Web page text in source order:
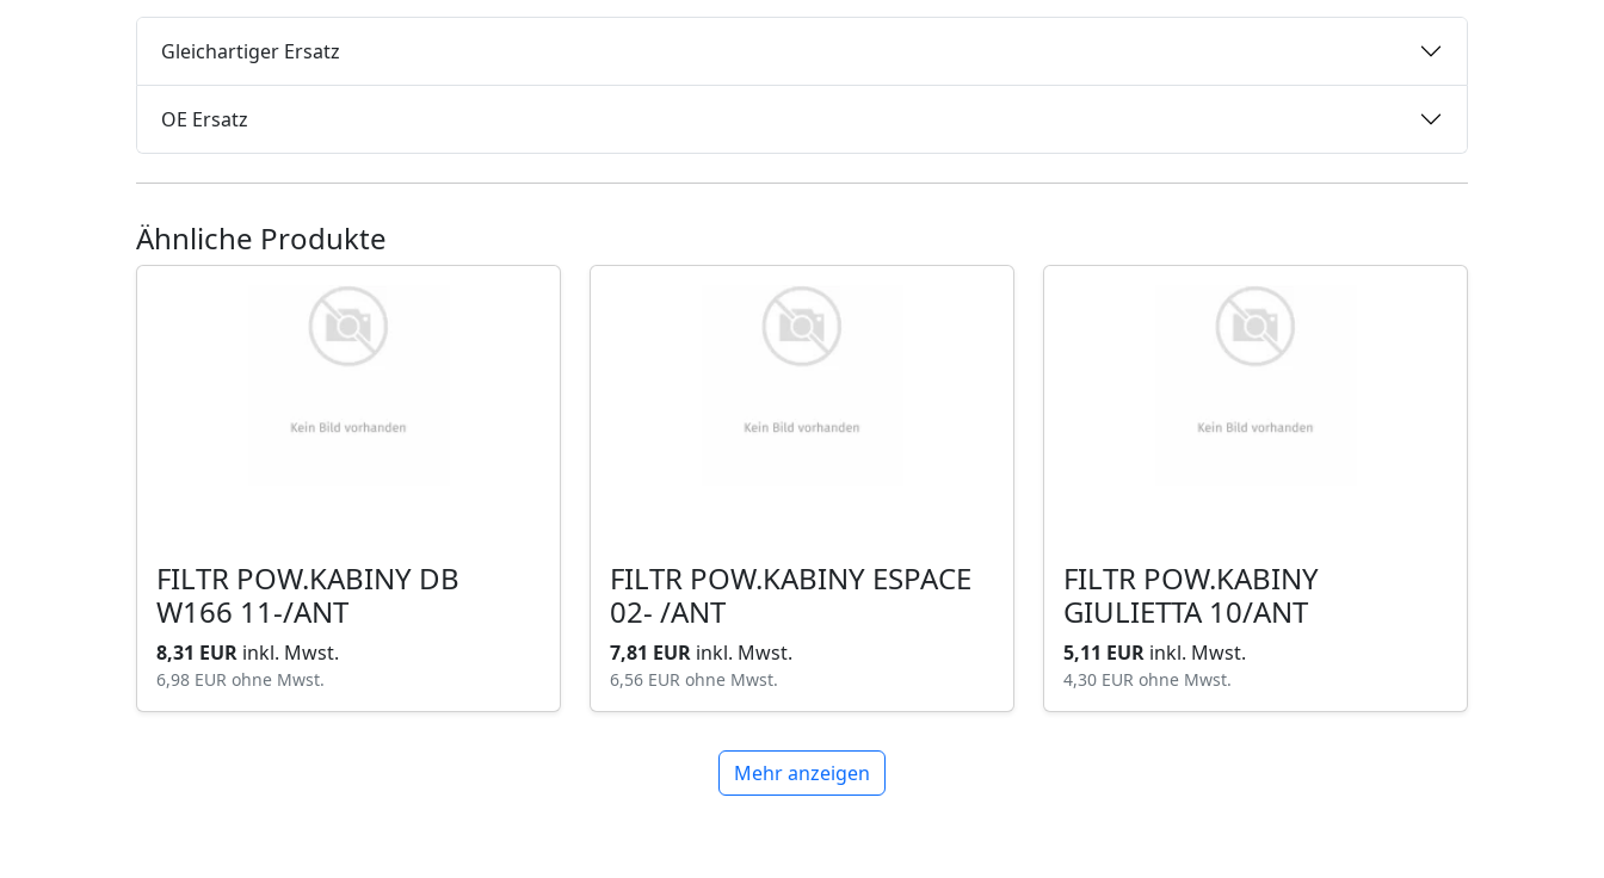
Gleichartiger Ersatz
OE Ersatz
Ähnliche Produkte
FILTR POW.KABINY DB
W166 11-/ANT
8,31 EUR inkl. Mwst.
6,98 EUR ohne Mwst.
FILTR POW.KABINY ESPACE
02- /ANT
7,81 EUR inkl. Mwst.
6,56 EUR ohne Mwst.
FILTR POW.KABINY
GIULIETTA 10/ANT
5,11 EUR inkl. Mwst.
4,30 EUR ohne Mwst.
Mehr anzeigen